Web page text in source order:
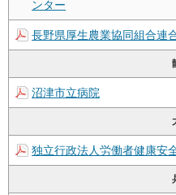
ンター
長野県厚生農業協同組合
沼津市立病院
独立行政法人労働者健康